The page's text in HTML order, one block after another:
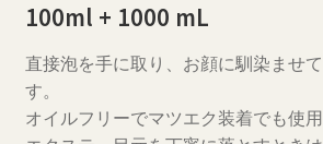
100ml + 1000 mL
直接泡を手に取り、お顔に馴染ませ
す。
オイルフリーでマツエク装着でも使用